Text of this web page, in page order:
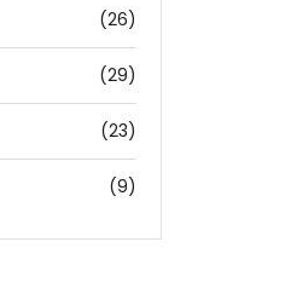
(26)
(29)
(23)
(9)